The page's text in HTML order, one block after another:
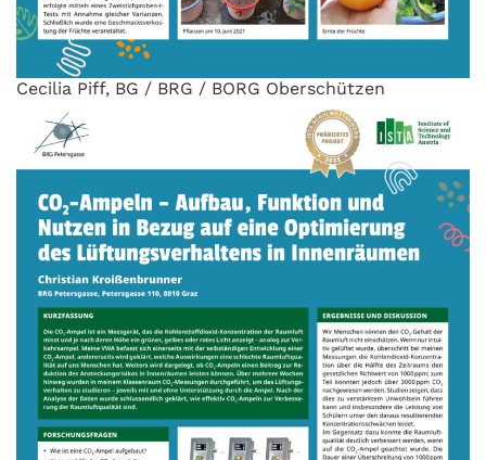
Cecilia Piff, BG / BRG / BORG Oberschützen